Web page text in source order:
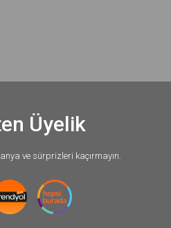
Üyelik
ve sürprizleri kaçırmayın.